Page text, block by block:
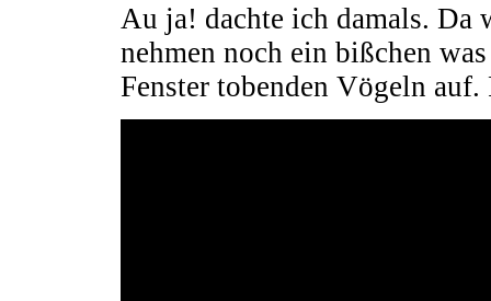
Au ja! dachte ich damals.
nehmen noch ein bißchen
Fenster tobenden Vögeln auf.